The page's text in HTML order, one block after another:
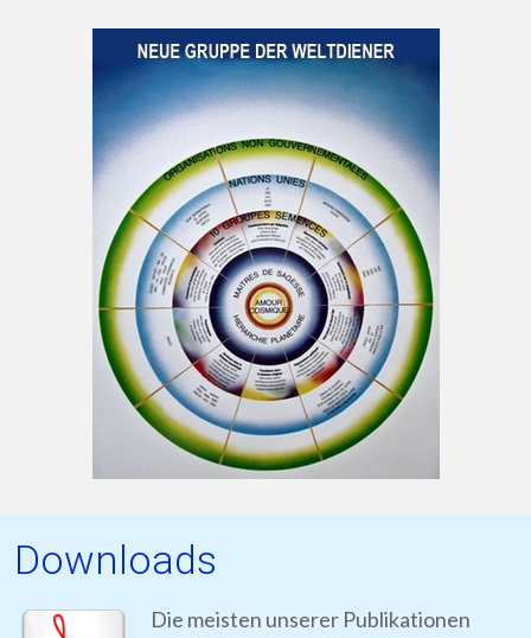
Downloads
Die meisten unserer Publikationen